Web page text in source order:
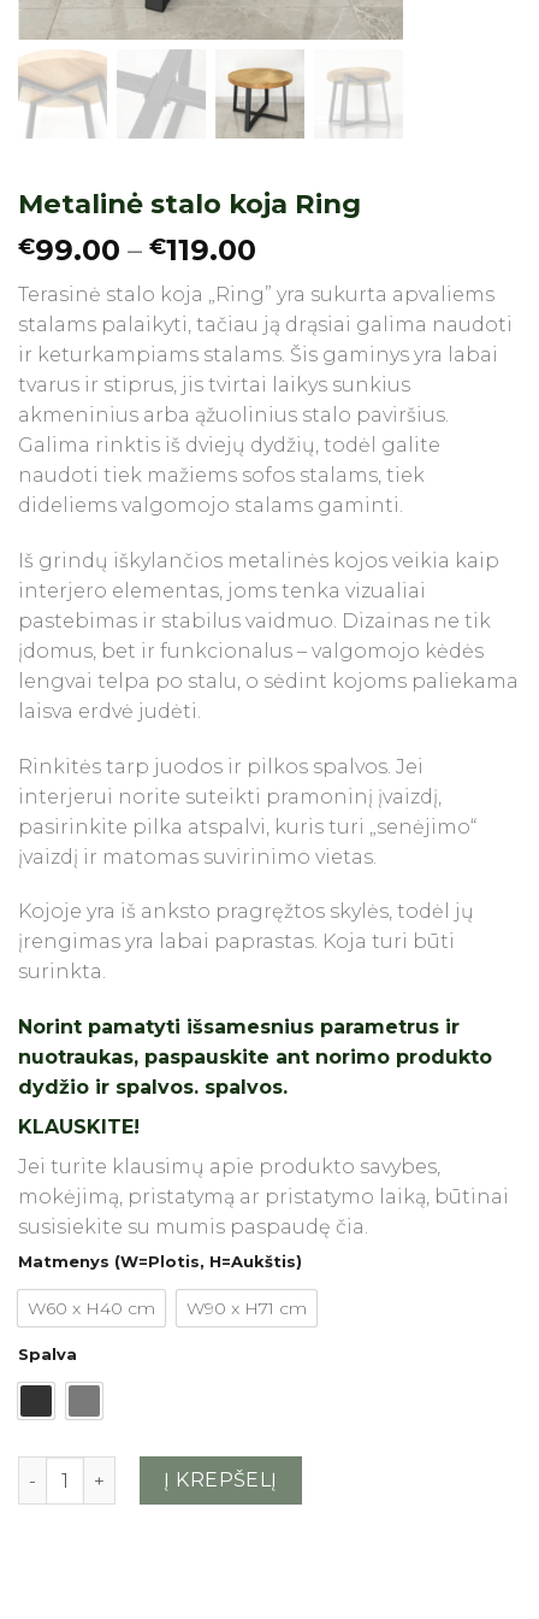
Metalinė stalo koja Ring
€99.00 – €119.00
range:
€99.00
through
€119.00
Terasinė stalo koja „Ring” yra sukurta apvaliems
stalams palaikyti, tačiau ją drąsiai galima naudoti
ir keturkampiams stalams. Šis gaminys yra labai
tvarus ir stiprus, jis tvirtai laikys sunkius
akmeninius arba ąžuolinius stalo paviršius.
Galima rinktis iš dviejų dydžių, todėl galite
naudoti tiek mažiems sofos stalams, tiek
dideliems valgomojo stalams gaminti.
Iš grindų iškylančios metalinės kojos veikia kaip
interjero elementas, joms tenka vizualiai
pastebimas ir stabilus vaidmuo. Dizainas ne tik
įdomus, bet ir funkcionalus – valgomojo kėdės
lengvai telpa po stalu, o sėdint kojoms paliekama
laisva erdvė judėti.
Rinkitės tarp juodos ir pilkos spalvos. Jei
interjerui norite suteikti pramoninį įvaizdį,
pasirinkite pilka atspalvi, kuris turi „senėjimo“
įvaizdį ir matomas suvirinimo vietas.
Kojoje yra iš anksto pragręžtos skylės, todėl jų
įrengimas yra labai paprastas. Koja turi būti
surinkta.
Norint pamatyti išsamesnius parametrus ir
nuotraukas, paspauskite ant norimo produkto
dydžio ir spalvos. spalvos.
KLAUSKITE!
Jei turite klausimų apie produkto savybes,
mokėjimą, pristatymą ar pristatymo laiką, būtinai
susisiekite su mumis paspaudę čia.
Matmenys (W=Plotis, H=Aukštis)
W60 x H40 cm W90 x H71 cm
Spalva
produkto kiekis: Metalinė stalo koja Ring
Į KREPŠELĮ